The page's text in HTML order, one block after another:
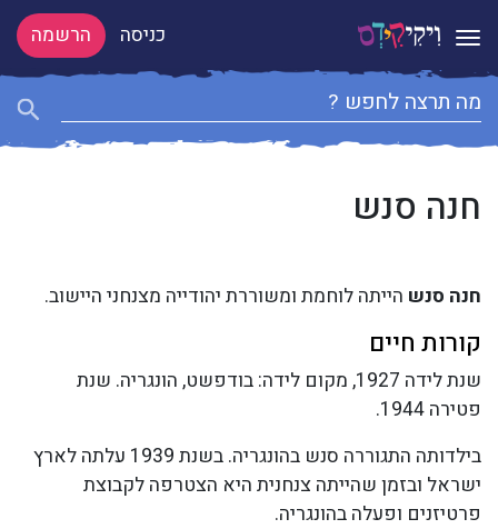
Toggle navigation כניסה הרשמה
חנה סנש
חנה סנש הייתה לוחמת ומשוררת יהודייה מצנחני היישוב.
קורות חיים
שנת לידה 1927, מקום לידה: בודפשט, הונגריה. שנת
פטירה 1944.
בילדותה התגוררה סנש בהונגריה. בשנת 1939 עלתה לארץ
ישראל ובזמן שהייתה צנחנית היא הצטרפה לקבוצת
פרטיזנים ופעלה בהונגריה.